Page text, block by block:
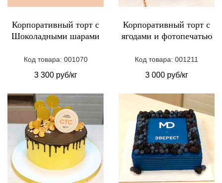
Корпоративный торт с
Шоколадными шарами
Код товара: 001070
3 300 руб/кг
Корпоративный торт с
ягодами и фотопечатью
Код товара: 001211
3 000 руб/кг